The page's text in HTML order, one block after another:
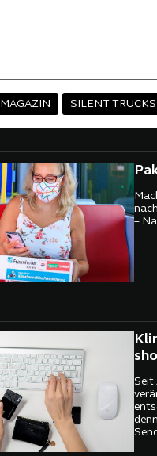
MAGAZIN SILENT TRUCKS
–
Seit